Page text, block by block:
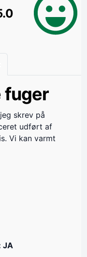
fuger
skrev på
udført af
Vi kan varmt
JA